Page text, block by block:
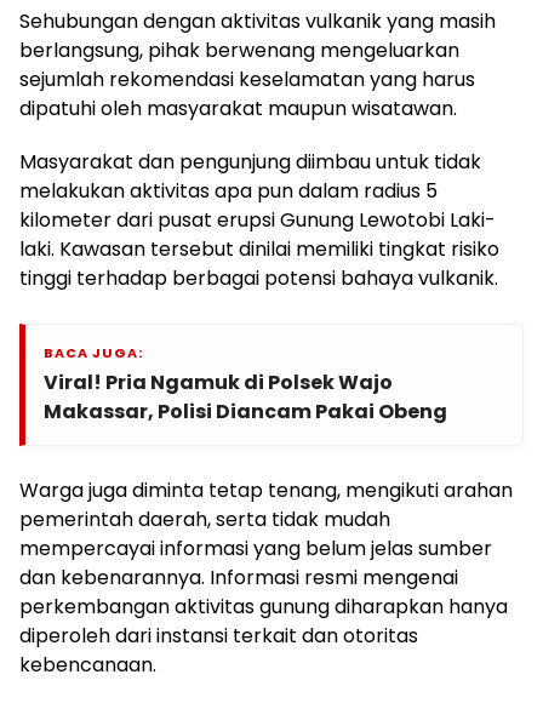
Sehubungan dengan aktivitas vulkanik yang masih
berlangsung, pihak berwenang mengeluarkan
sejumlah rekomendasi keselamatan yang harus
dipatuhi oleh masyarakat maupun wisatawan.
Masyarakat dan pengunjung diimbau untuk tidak
melakukan aktivitas apa pun dalam radius 5
kilometer dari pusat erupsi Gunung Lewotobi Laki-
laki. Kawasan tersebut dinilai memiliki tingkat risiko
tinggi terhadap berbagai potensi bahaya vulkanik.
BACA JUGA:
Viral! Pria Ngamuk di Polsek Wajo
Makassar, Polisi Diancam Pakai Obeng
Warga juga diminta tetap tenang, mengikuti arahan
pemerintah daerah, serta tidak mudah
mempercayai informasi yang belum jelas sumber
dan kebenarannya. Informasi resmi mengenai
perkembangan aktivitas gunung diharapkan hanya
diperoleh dari instansi terkait dan otoritas
kebencanaan.